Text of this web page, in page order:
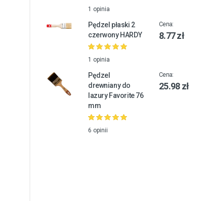
1 opinia
Pędzel płaski 2
czerwony HARDY
1 opinia
Cena:
8.77 zł
Pędzel
drewniany do
lazury Favorite 76
mm
6 opinii
Cena:
25.98 zł